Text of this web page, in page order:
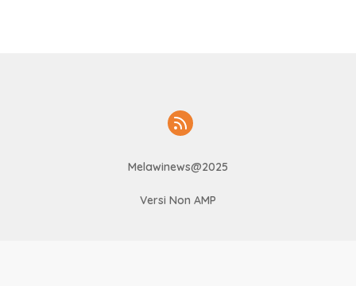
Melawinews@2025
Versi Non AMP